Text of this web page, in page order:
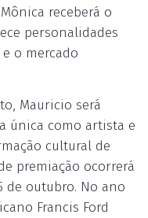
receberá o
personalidades
o mercado
Mauricio será
única como artista e
cultural de
premiação ocorrerá
de outubro. No ano
Francis Ford